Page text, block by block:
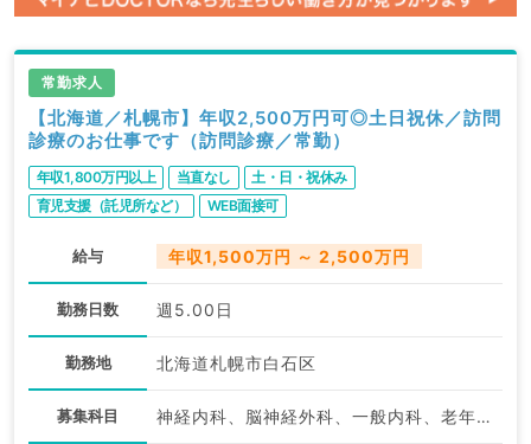
常勤求人
【北海道／札幌市】年収2,500万円可◎土日祝休／訪問
診療のお仕事です（訪問診療／常勤）
年収1,800万円以上 当直なし
土・日・祝休み
育児支援（託児所など）
WEB面接可
給与 年収1,500万円 ～ 2,500万円
勤務日数 週5.00日
勤務地 北海道札幌市白石区
募集科目 神経内科、脳神経外科、一般内科、老年内科、外科系全般、一般外科